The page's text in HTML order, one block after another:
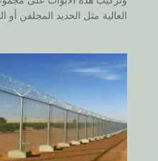
العالية مثل الحديد المجلفن